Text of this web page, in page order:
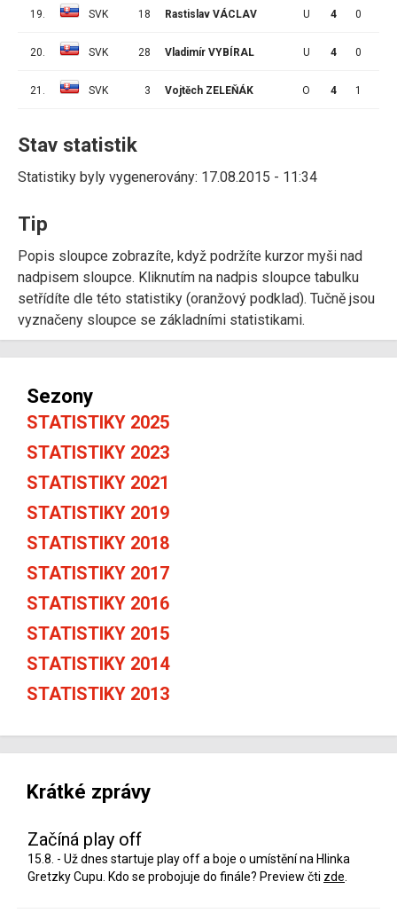
19. SVK 18 Rastislav VÁCLAV U 4 0
20. SVK 28 Vladimír VYBÍRAL U 4 0
21. SVK 3 Vojtěch ZELEŇÁK O 4 1
Stav statistik
Statistiky byly vygenerovány: 17.08.2015 - 11:34
Tip
Popis sloupce zobrazíte, když podržíte kurzor myši nad
nadpisem sloupce. Kliknutím na nadpis sloupce tabulku
setřídíte dle této statistiky (oranžový podklad). Tučně jsou
vyznačeny sloupce se základními statistikami.
Sezony
STATISTIKY 2025
STATISTIKY 2023
STATISTIKY 2021
STATISTIKY 2019
STATISTIKY 2018
STATISTIKY 2017
STATISTIKY 2016
STATISTIKY 2015
STATISTIKY 2014
STATISTIKY 2013
Krátké zprávy
Začíná play off
15.8. - Už dnes startuje play off a boje o umístění na Hlinka
Gretzky Cupu. Kdo se probojuje do finále? Preview čti zde